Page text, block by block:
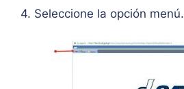
4. Seleccione la opción menú.